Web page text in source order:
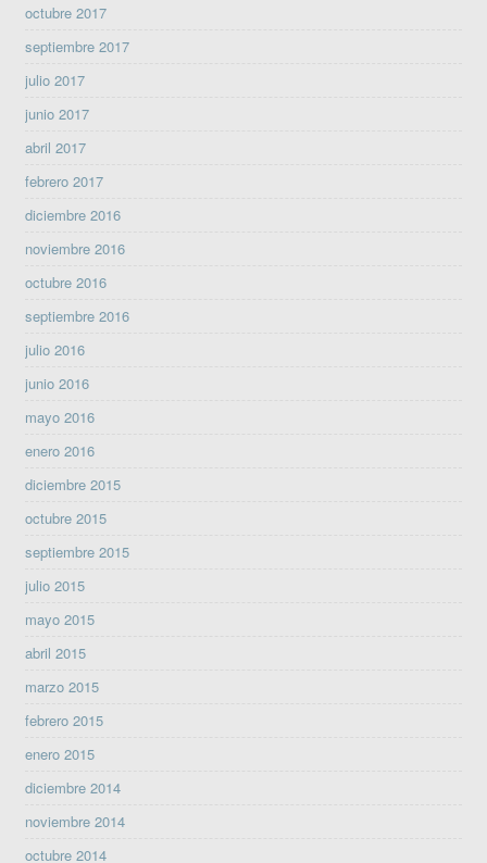
octubre 2017
septiembre 2017
julio 2017
junio 2017
abril 2017
febrero 2017
diciembre 2016
noviembre 2016
octubre 2016
septiembre 2016
julio 2016
junio 2016
mayo 2016
enero 2016
diciembre 2015
octubre 2015
septiembre 2015
julio 2015
mayo 2015
abril 2015
marzo 2015
febrero 2015
enero 2015
diciembre 2014
noviembre 2014
octubre 2014